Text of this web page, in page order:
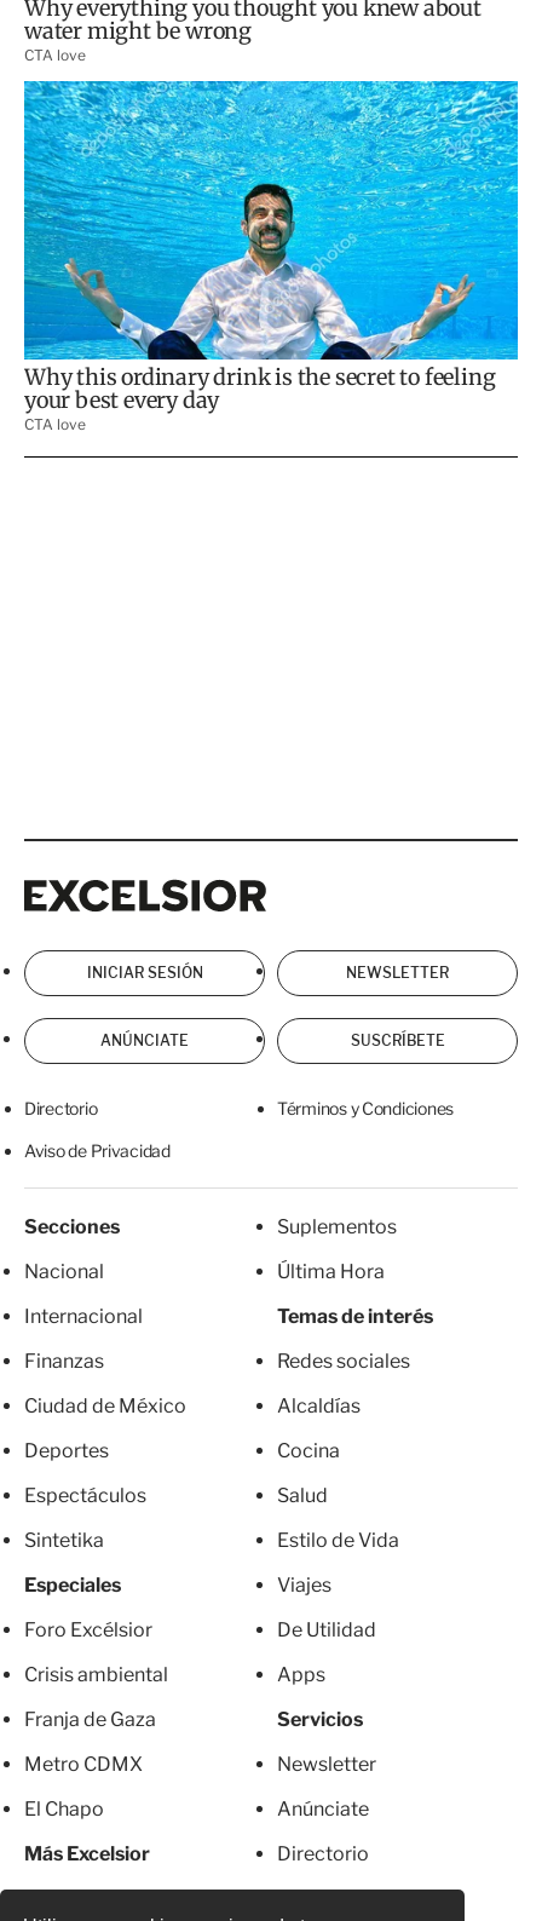
INICIAR SESIÓN NEWSLETTER
ANÚNCIATE SUSCRÍBETE
Directorio Términos y Condiciones
Aviso de Privacidad
Secciones
Nacional
Internacional
Finanzas
Ciudad de México
Deportes
Espectáculos
Sintetika
Especiales
Foro Excélsior
Crisis ambiental
Franja de Gaza
Metro CDMX
El Chapo
Más Excelsior
Suplementos
Última Hora
Temas de interés
Redes sociales
Alcaldías
Cocina
Salud
Estilo de Vida
Viajes
De Utilidad
Apps
Servicios
Newsletter
Anúnciate
Directorio